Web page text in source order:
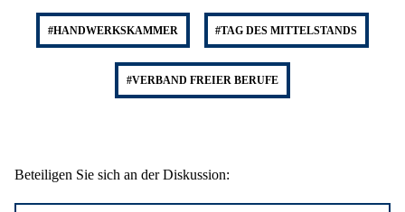
#HANDWERKSKAMMER #TAG DES MITTELSTANDS
#VERBAND FREIER BERUFE
Beteiligen Sie sich an der Diskussion: